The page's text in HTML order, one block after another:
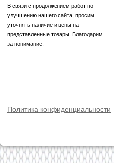
В связи с продолжением работ по
улучшению нашего сайта, просим
уточнять наличие и цены на
представленные товары. Благодарим
за понимание.
Политика конфиденциальности